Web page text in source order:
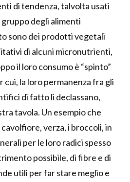
di tendenza, talvolta usati
degli alimenti
sono dei prodotti vegetali
di alcuni micronutrienti,
il loro consumo è “spinto”
cui, la loro permanenza fra gli
di fatto li declassano,
tavola. Un esempio che
verza, i broccoli, in
per le loro radici spesso
possibile, di fibre e di
utili per far stare meglio e